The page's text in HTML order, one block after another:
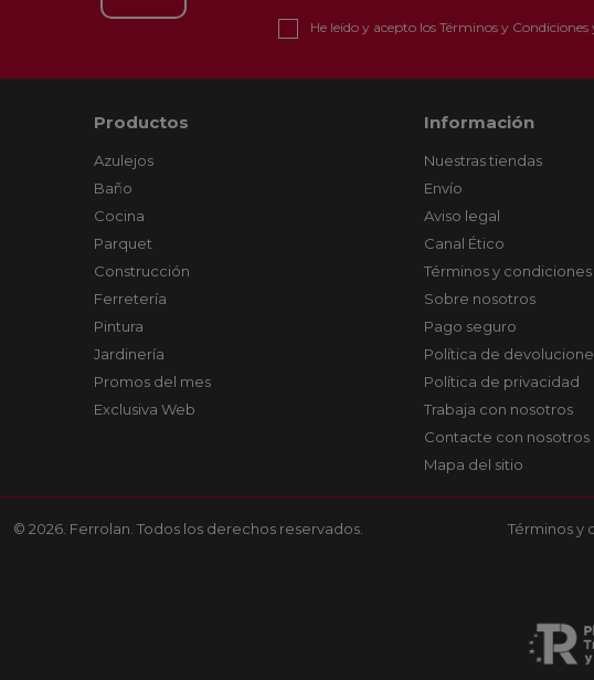
He leído y acepto los Términos y Condiciones
Productos
Azulejos
Baño
Cocina
Parquet
Construcción
Ferretería
Pintura
Jardinería
Promos del mes
Exclusiva Web
Información
Nuestras tiendas
Envío
Aviso legal
Canal Ético
Términos y condiciones
Sobre nosotros
Pago seguro
Política de
Política de privacidad
Trabaja con nosotros
Contacte con nosotros
Mapa del sitio
© 2026. Ferrolan. Todos los derechos reservados. Términos y